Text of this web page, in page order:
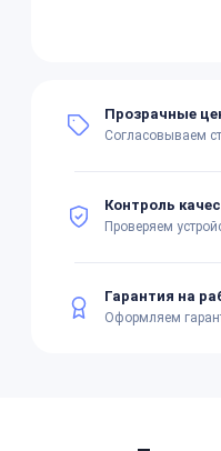
Прозрачные
Согласовываем
Контроль
Проверяем
Гарантия на
Оформляем